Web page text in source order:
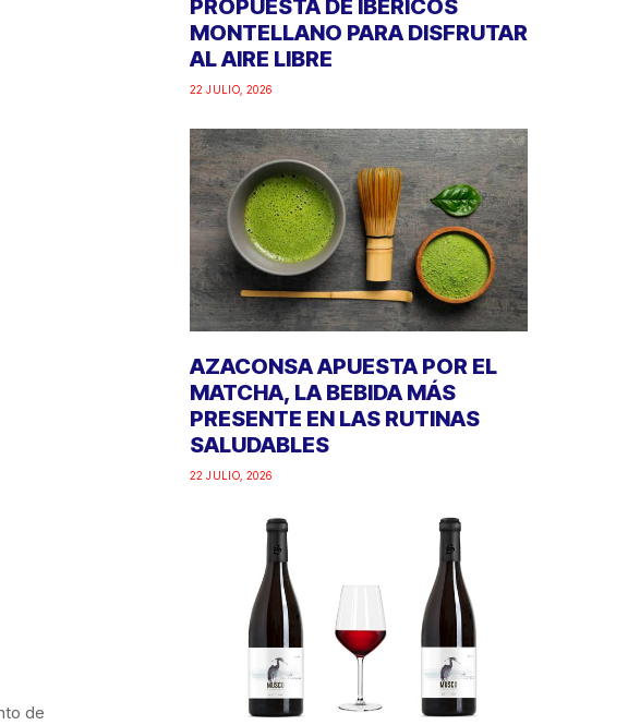
de
PROPUESTA DE IBÉRICOS
MONTELLANO PARA DISFRUTAR
AL AIRE LIBRE
22 JULIO, 2026
AZACONSA APUESTA POR EL
MATCHA, LA BEBIDA MÁS
PRESENTE EN LAS RUTINAS
SALUDABLES
22 JULIO, 2026